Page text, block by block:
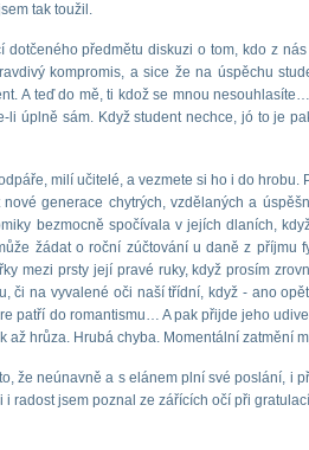
tak toužil.
předmětu diskuzi o tom, kdo z
kompromis, a sice že na úspěchu
A teď do mě, ti kdož se mnou
li úplně sám. Když student nechce, jó to je
milí učitelé, a vezmete si ho i do hrobu.
generace chytrých, vzdělaných a
bezmocně spočívala v jejích dlaních,
žádat o roční zúčtování u daně z příjmu
mezi prsty její pravé ruky, když prosím
či na vyvalené oči naší třídní, když - ano
patří do romantismu… A pak přijde jeho
hrůza. Hrubá chyba. Momentální zatmění
že neúnavně a s elánem plní své poslání, i
radost jsem poznal ze zářících očí při